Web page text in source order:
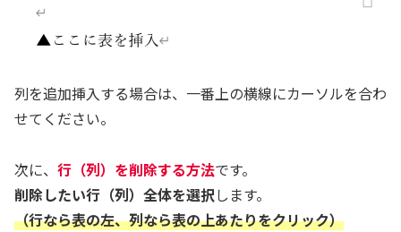
列を追加挿入する場合は、一番上の横線にカーソルを合わ
せてください。
次に、 行（列）を削除する方法です。
削除したい行（列）全体を選択します。
（行なら表の左、列なら表の上あたりをクリック）